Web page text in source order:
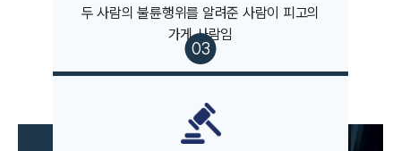
AI대륜
업무사례
이혼 주요 업무사례
사례분석/최신동향
이혼 법률정보
두 사람의 불륜행위를 알려준 사람이 피고의
가게 사람임